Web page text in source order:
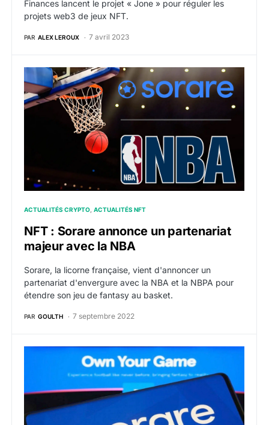
Finances lancent le projet « Jone » pour réguler les
projets web3 de jeux NFT.
PAR ALEX LEROUX 7 avril 2023
NFT : Sorare annonce un partenariat majeur avec la
ACTUALITÉS CRYPTO ACTUALITÉS NFT
NFT : Sorare annonce un partenariat
majeur avec la NBA
Sorare, la licorne française, vient d'annoncer un
partenariat d'envergure avec la NBA et la NBPA pour
étendre son jeu de fantasy au basket.
PAR GOULTH 7 septembre 2022
Régulation : Le PDG de Sorare s’exprime sur les